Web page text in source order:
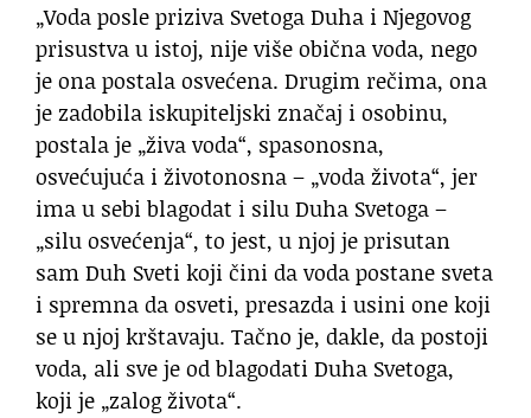
„Voda posle priziva Svetoga Duha i Njegovog
prisustva u istoj, nije više obična voda, nego
je ona postala osvećena. Drugim rečima, ona
je zadobila iskupiteljski značaj i osobinu,
postala je „živa voda“, spasonosna,
osvećujuća i životonosna – „voda života“, jer
ima u sebi blagodat i silu Duha Svetoga –
„silu osvećenja“, to jest, u njoj je prisutan
sam Duh Sveti koji čini da voda postane sveta
i spremna da osveti, presazda i usini one koji
se u njoj krštavaju. Tačno je, dakle, da postoji
voda, ali sve je od blagodati Duha Svetoga,
koji je „zalog života“.